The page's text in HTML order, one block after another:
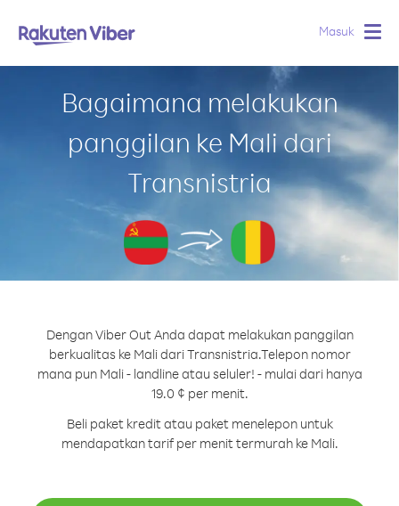
Masuk
Bagaimana melakukan
panggilan ke Mali dari
Transnistria
Dengan Viber Out Anda dapat melakukan panggilan
berkualitas ke Mali dari Transnistria.Telepon nomor
mana pun Mali - landline atau seluler! - mulai dari hanya
19.0 ¢ per menit.
Beli paket kredit atau paket menelepon untuk
mendapatkan tarif per menit termurah ke Mali.